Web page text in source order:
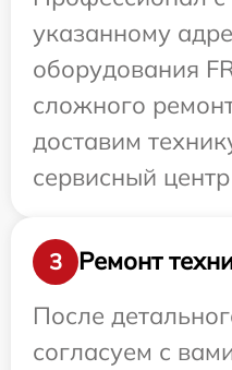
указанному
оборудования
сложного
доставим
сервисный
3
Ремонт
После
согласуем с